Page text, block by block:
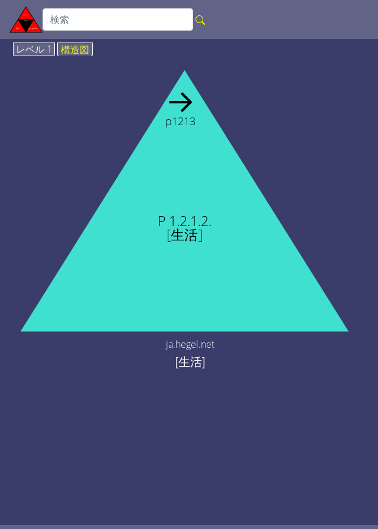
レベル 1 構造図
P 1.2.1.2.
[生活]
→
p1213
ja.hegel.net
[生活]